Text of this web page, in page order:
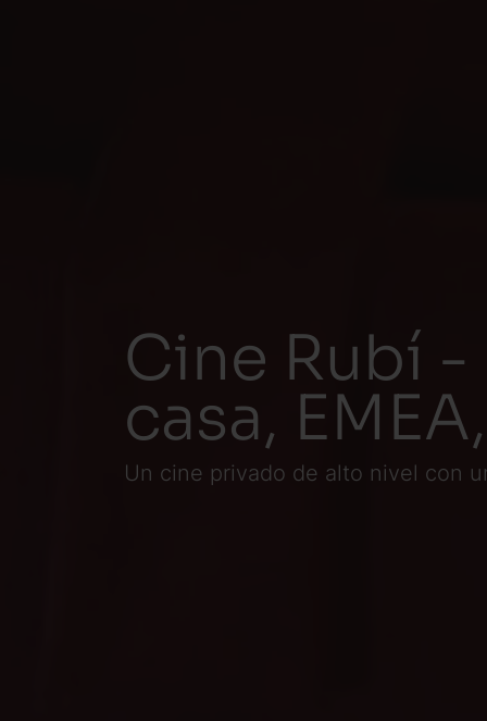
Cine Rubí -
casa,
Un cine privado de alto nivel con